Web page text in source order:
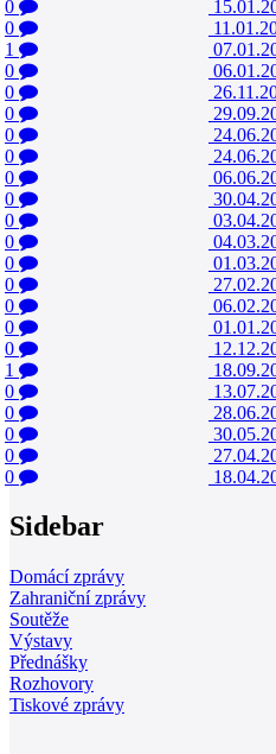
0
0
1
0
0
0
0
0
0
0
0
0
0
0
0
0
0
1
0
0
0
0
0
Sidebar
Domácí zprávy
Zahraniční zprávy
Soutěže
Výstavy
Přednášky
Rozhovory
Tiskové zprávy